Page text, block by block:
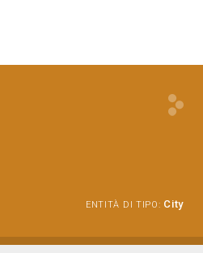
ENTITÀ DI TIPO: City